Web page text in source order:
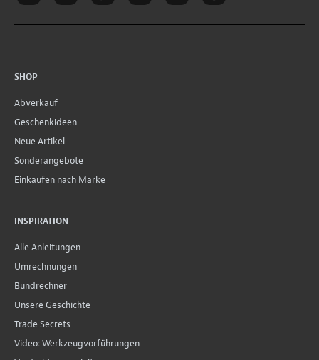
SHOP
Abverkauf
Geschenkideen
Neue Artikel
Sonderangebote
Einkaufen nach Marke
INSPIRATION
Alle Anleitungen
Umrechnungen
Bundrechner
Unsere Geschichte
Trade Secrets
Video: Werkzeugvorführungen